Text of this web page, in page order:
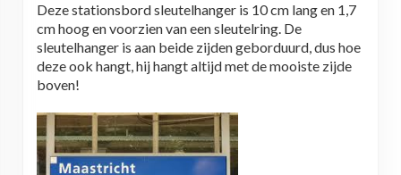
Deze stationsbord sleutelhanger is 10 cm lang en 1,7
cm hoog en voorzien van een sleutelring. De
sleutelhanger is aan beide zijden geborduurd, dus hoe
deze ook hangt, hij hangt altijd met de mooiste zijde
boven!